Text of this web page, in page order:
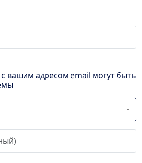
с вашим адресом email могут быть